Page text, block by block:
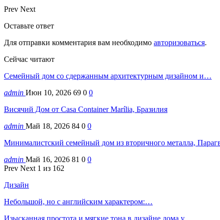
Prev Next
Оставьте ответ
Для отправки комментария вам необходимо авторизоваться.
Сейчас читают
Семейный дом со сдержанным архитектурным дизайном и…
admin Июн 10, 2026 69 0 0
Висячий Дом от Casa Container Marília, Бразилия
admin Май 18, 2026 84 0 0
Минималистский семейный дом из вторичного металла,
admin Май 16, 2026 81 0 0
Prev Next 1 из 162
Дизайн
Небольшой, но с английским характером:…
Изысканная простота и мягкие тона в дизайне дома у…